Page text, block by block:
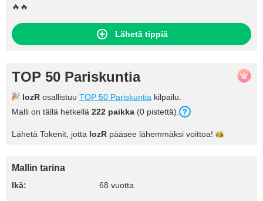
🔥🔥
Lähetä tippiä
TOP 50 Pariskuntia
lozR osallistuu TOP 50 Pariskuntia kilpailu.
Malli on tällä hetkellä 222 paikka (0 pistettä).
Lähetä Tokenit, jotta lozR pääsee lähemmäksi voittoa!
Mallin tarina
Ikä: 68 vuotta